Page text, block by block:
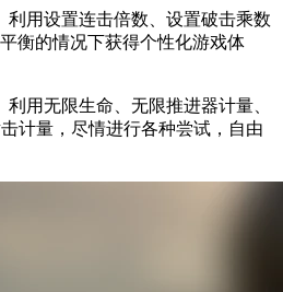
利用设置连击倍数、设置破击乘数
衡的情况下获得个性化游戏体
利用无限生命、无限推进器计量、
计量，尽情进行各种尝试，自由